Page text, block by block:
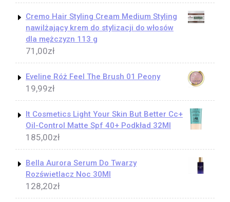
Cremo Hair Styling Cream Medium Styling
nawilżający krem do stylizacji do włosów
dla mężczyzn 113 g
71,00zł
Eveline Róż Feel The Brush 01 Peony
19,99zł
It Cosmetics Light Your Skin But Better Cc+
Oil-Control Matte Spf 40+ Podkład 32Ml
185,00zł
Bella Aurora Serum Do Twarzy
Rozświetlacz Noc 30Ml
128,20zł